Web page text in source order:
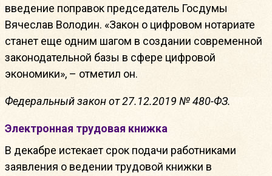
введение поправок председатель Госдумы
Вячеслав Володин. «Закон о цифровом нотариате
станет еще одним шагом в создании современной
законодательной базы в сфере цифровой
экономики», – отметил он.
Федеральный закон от 27.12.2019 № 480-ФЗ.
Электронная трудовая книжка
В декабре истекает срок подачи работниками
заявления о ведении трудовой книжки в